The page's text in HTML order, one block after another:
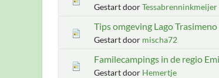
Gestart doorTessabrenninkmeijer
Tips omgeving Lago Trasimeno
Gestart door mischa72
Familecampings in de regio
Gestart door Hemertje